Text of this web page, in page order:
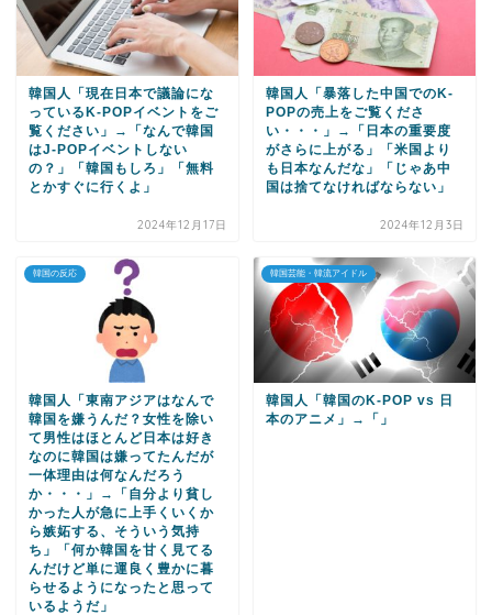
韓国人「現在日本で議論にな
っているK-POPイベントをご
覧ください」→「なんで韓国
はJ-POPイベントしない
の？」「韓国もしろ」「無料
とかすぐに行くよ」
2024年12月17日
韓国人「暴落した中国でのK-
POPの売上をご覧くださ
い・・・」→「日本の重要度
がさらに上がる」「米国より
も日本なんだな」「じゃあ中
国は捨てなければならない」
2024年12月3日
韓国の反応
韓国人「東南アジアはなんで
韓国を嫌うんだ？女性を除い
て男性はほとんど日本は好き
なのに韓国は嫌ってたんだが
一体理由は何なんだろう
か・・・」→「自分より貧し
かった人が急に上手くいくか
ら嫉妬する、そういう気持
ち」「何か韓国を甘く見てる
んだけど単に運良く豊かに暮
らせるようになったと思って
いるようだ」
韓国芸能・韓流アイドル
韓国人「韓国のK-POP vs 日
本のアニメ」→「」